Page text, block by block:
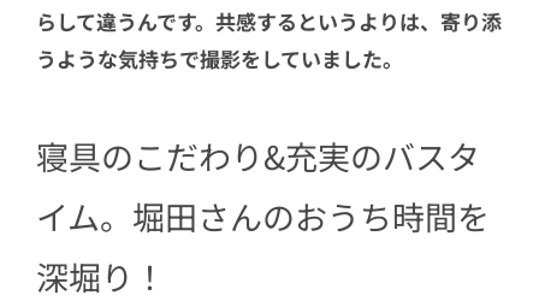
らして違うんです。共感するというよりは、寄り添
うような気持ちで撮影をしていました。
寝具のこだわり&充実のバスタ
イム。堀田さんのおうち時間を
深堀り！